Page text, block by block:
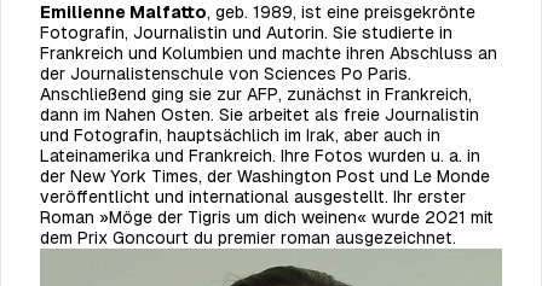
Emilienne Malfatto, geb. 1989, ist eine preisgekrönte
Fotografin, Journalistin und Autorin. Sie studierte in
Frankreich und Kolumbien und machte ihren Abschluss an
der Journalistenschule von Sciences Po Paris.
Anschließend ging sie zur AFP, zunächst in Frankreich,
dann im Nahen Osten. Sie arbeitet als freie Journalistin
und Fotografin, hauptsächlich im Irak, aber auch in
Lateinamerika und Frankreich. Ihre Fotos wurden u. a. in
der New York Times, der Washington Post und Le Monde
veröffentlicht und international ausgestellt. Ihr erster
Roman »Möge der Tigris um dich weinen« wurde 2021 mit
dem Prix Goncourt du premier roman ausgezeichnet.